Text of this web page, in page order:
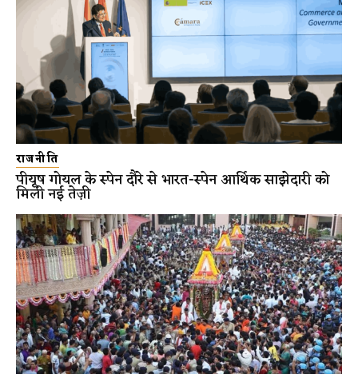
राजनीति
पीयूष गोयल के स्पेन दौरे से भारत-स्पेन आर्थिक साझेदारी को
मिली नई तेज़ी